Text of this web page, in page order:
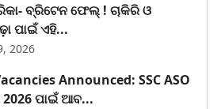
ବ୍ରିଟେନ ଫେଲ୍ ! ଚାକିରି ଓ
ପାଇଁ ଏହି...
2026
Announced: SSC ASO
2026 ପାଇଁ ଆବ...